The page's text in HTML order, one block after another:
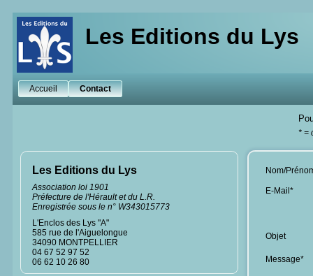
Les Editions du Lys
Accueil Contact
* =
Les Editions du Lys
Association loi 1901
Préfecture de l'Hérault et du L.R.
Enregistrée sous le n° W343015773
L'Enclos des Lys "A"
585 rue de l'Aiguelongue
34090 MONTPELLIER
04 67 52 97 52
06 62 10 26 80
Nom/
E-Mail*
Objet
Message*